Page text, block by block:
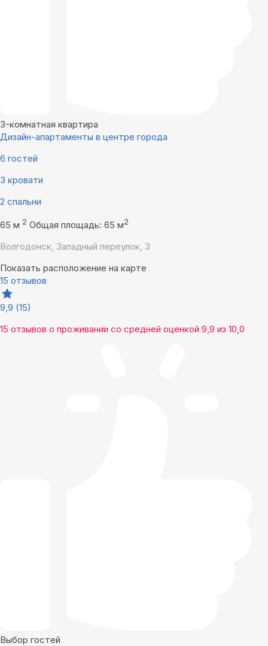
3-комнатная квартира
Дизайн-апартаменты в центре города
6 гостей
3 кровати
2 спальни
65 м 2 Общая площадь: 65 м2
Волгодонск, Западный переулок, 3
Показать расположение на карте
15 отзывов
9,9 (15)
15 отзывов о проживании со средней оценкой 9,9 из 10,0
Выбор гостей